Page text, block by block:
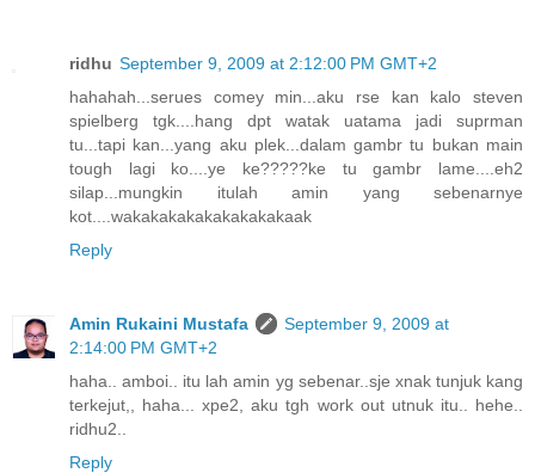
ridhu September 9, 2009 at 2:12:00 PM GMT+2
hahahah...serues comey min...aku rse kan kalo steven
spielberg tgk....hang dpt watak uatama jadi suprman
tu...tapi kan...yang aku plek...dalam gambr tu bukan main
tough lagi ko....ye ke?????ke tu gambr lame....eh2
silap...mungkin itulah amin yang sebenarnye
kot....wakakakakakakakakakaak
Reply
Amin Rukaini Mustafa
September 9, 2009 at
2:14:00 PM GMT+2
haha.. amboi.. itu lah amin yg sebenar..sje xnak tunjuk kang
terkejut,, haha... xpe2, aku tgh work out utnuk itu.. hehe..
ridhu2..
Reply